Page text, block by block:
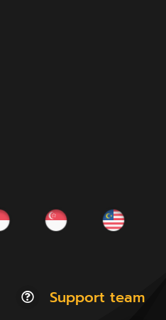
Support team